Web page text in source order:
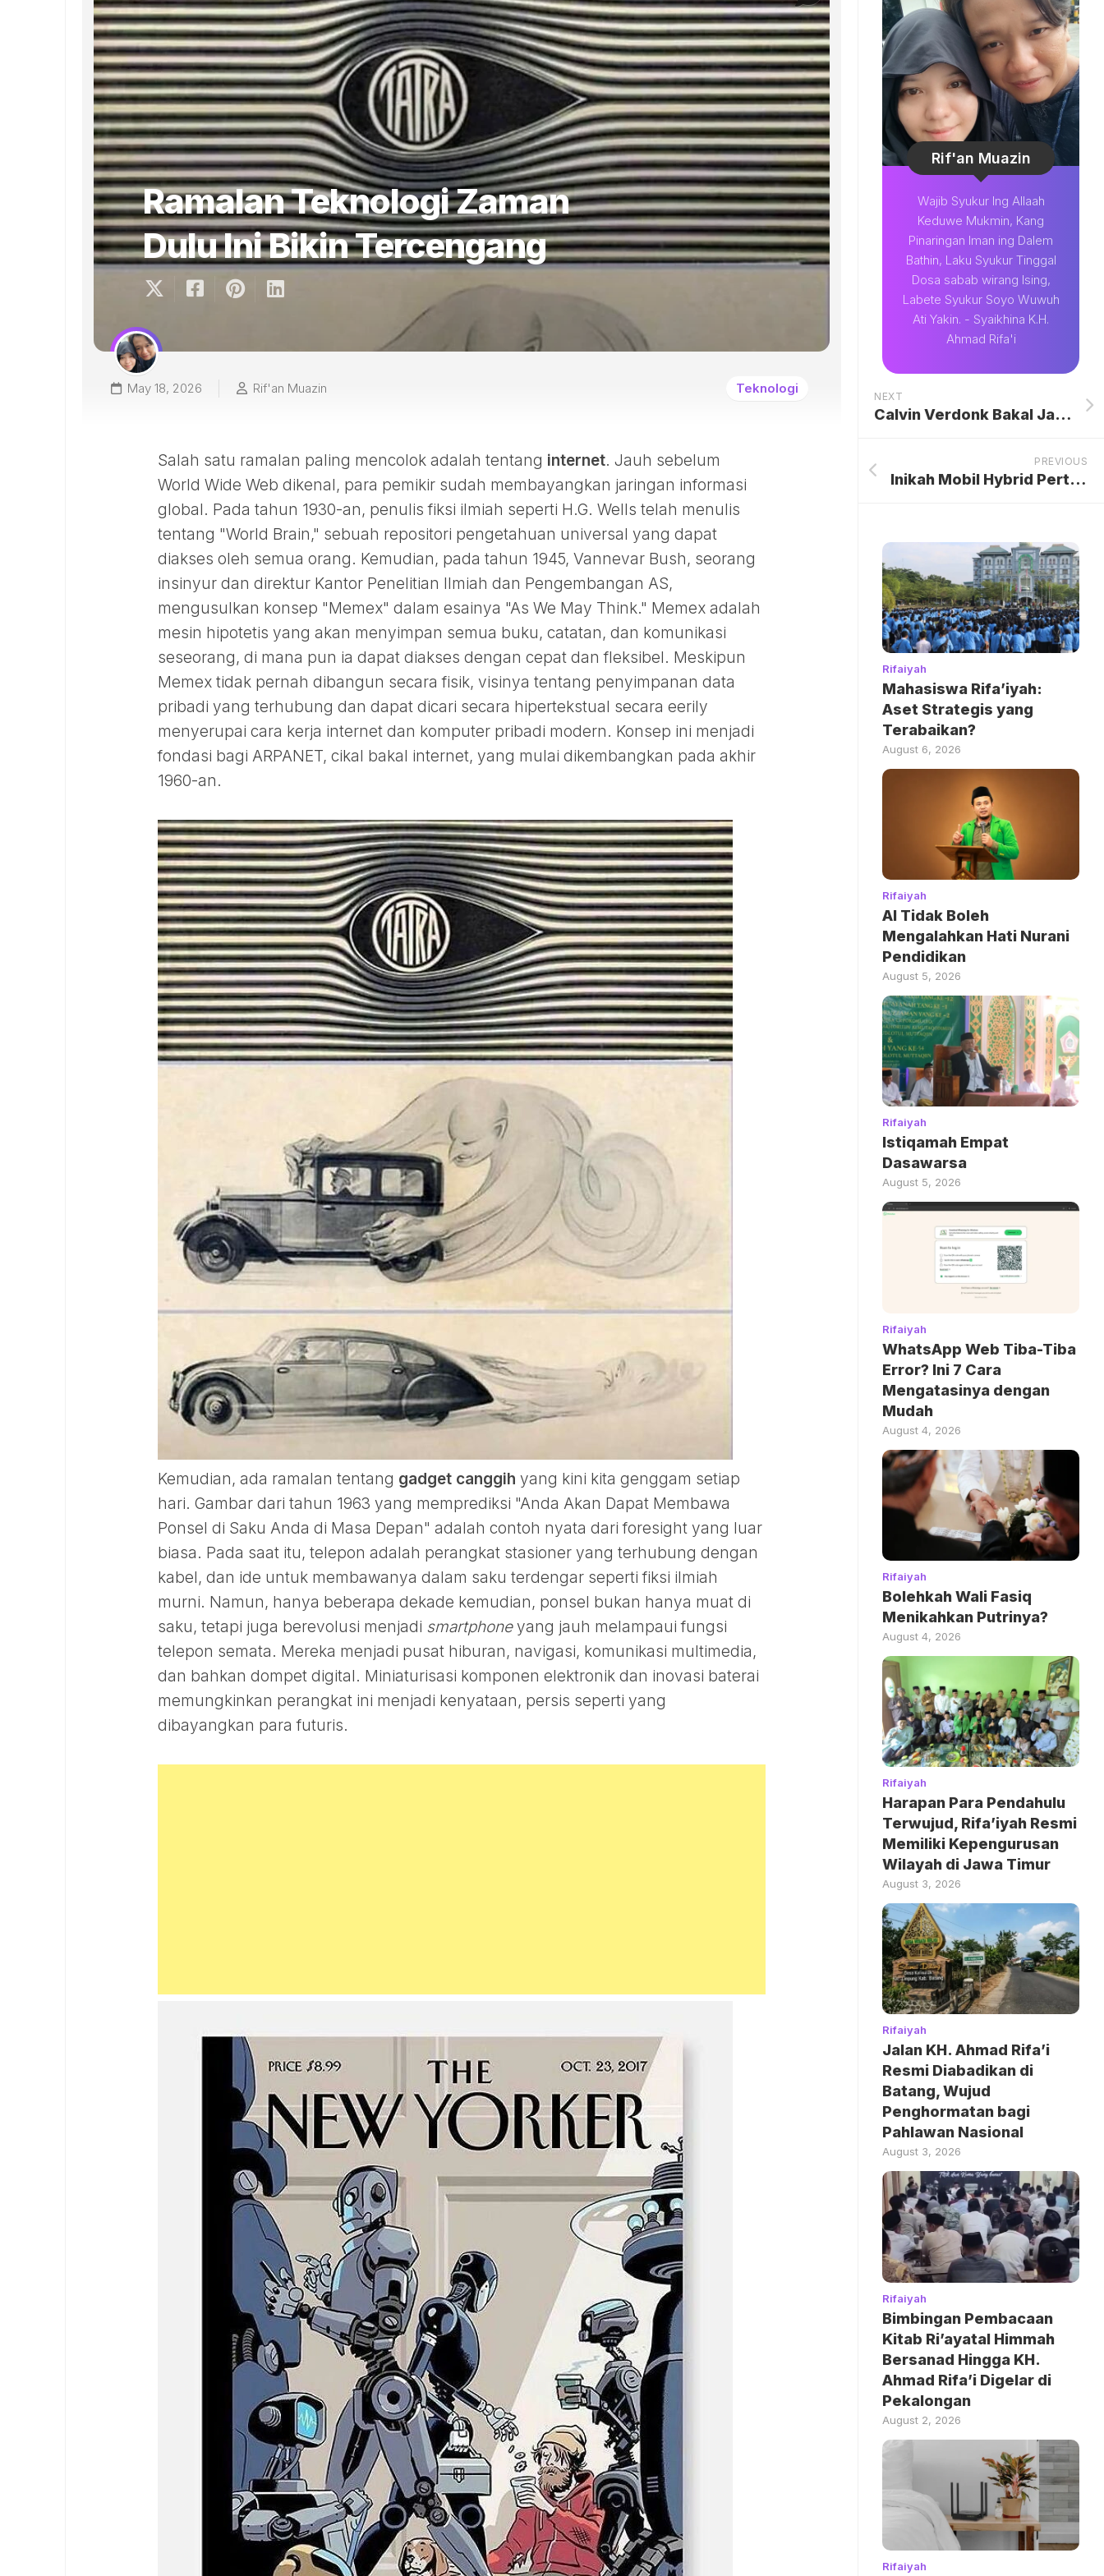
Ramalan Teknologi Zaman
Dulu Ini Bikin Tercengang
May 18, 2026 Rif'an Muazin Teknologi
Salah satu ramalan paling mencolok adalah tentang internet. Jauh sebelum
World Wide Web dikenal, para pemikir sudah membayangkan jaringan informasi
global. Pada tahun 1930-an, penulis fiksi ilmiah seperti H.G. Wells telah menulis
tentang "World Brain," sebuah repositori pengetahuan universal yang dapat
diakses oleh semua orang. Kemudian, pada tahun 1945, Vannevar Bush, seorang
insinyur dan direktur Kantor Penelitian Ilmiah dan Pengembangan AS,
mengusulkan konsep "Memex" dalam esainya "As We May Think." Memex adalah
mesin hipotetis yang akan menyimpan semua buku, catatan, dan komunikasi
seseorang, di mana pun ia dapat diakses dengan cepat dan fleksibel. Meskipun
Memex tidak pernah dibangun secara fisik, visinya tentang penyimpanan data
pribadi yang terhubung dan dapat dicari secara hipertekstual secara eerily
menyerupai cara kerja internet dan komputer pribadi modern. Konsep ini menjadi
fondasi bagi ARPANET, cikal bakal internet, yang mulai dikembangkan pada akhir
1960-an.
Kemudian, ada ramalan tentang gadget canggih yang kini kita genggam setiap
hari. Gambar dari tahun 1963 yang memprediksi "Anda Akan Dapat Membawa
Ponsel di Saku Anda di Masa Depan" adalah contoh nyata dari foresight yang luar
biasa. Pada saat itu, telepon adalah perangkat stasioner yang terhubung dengan
kabel, dan ide untuk membawanya dalam saku terdengar seperti fiksi ilmiah
murni. Namun, hanya beberapa dekade kemudian, ponsel bukan hanya muat di
saku, tetapi juga berevolusi menjadi smartphoneyang jauh melampaui fungsi
telepon semata. Mereka menjadi pusat hiburan, navigasi, komunikasi multimedia,
dan bahkan dompet digital. Miniaturisasi komponen elektronik dan inovasi baterai
memungkinkan perangkat ini menjadi kenyataan, persis seperti yang
dibayangkan para futuris.
Rif'an Muazin
Wajib Syukur Ing Allaah
Keduwe Mukmin, Kang
Pinaringan Iman ing Dalem
Bathin, Laku Syukur Tinggal
Dosa sabab wirang Ising,
Labete Syukur Soyo Wuwuh
Ati Yakin. - Syaikhina K.H.
Ahmad Rifa'i
NEXT
Calvin Verdonk Bakal Jadi Pemain Indonesia Pertama Tampil di Liga Champions
PREVIOUS
Inikah Mobil Hybrid Pertama BYD di RI yang Meluncur Sore Ini?
Rifaiyah
Mahasiswa Rifa’iyah:
Aset Strategis yang
Terabaikan?
August 6, 2026
Rifaiyah
AI Tidak Boleh
Mengalahkan Hati Nurani
Pendidikan
August 5, 2026
Rifaiyah
Istiqamah Empat
Dasawarsa
August 5, 2026
Rifaiyah
WhatsApp Web Tiba-Tiba
Error? Ini 7 Cara
Mengatasinya dengan
Mudah
August 4, 2026
Rifaiyah
Bolehkah Wali Fasiq
Menikahkan Putrinya?
August 4, 2026
Rifaiyah
Harapan Para Pendahulu
Terwujud, Rifa’iyah Resmi
Memiliki Kepengurusan
Wilayah di Jawa Timur
August 3, 2026
Rifaiyah
Jalan KH. Ahmad Rifa’i
Resmi Diabadikan di
Batang, Wujud
Penghormatan bagi
Pahlawan Nasional
August 3, 2026
Rifaiyah
Bimbingan Pembacaan
Kitab Ri’ayatal Himmah
Bersanad Hingga KH.
Ahmad Rifa’i Digelar di
Pekalongan
August 2, 2026
Rifaiyah